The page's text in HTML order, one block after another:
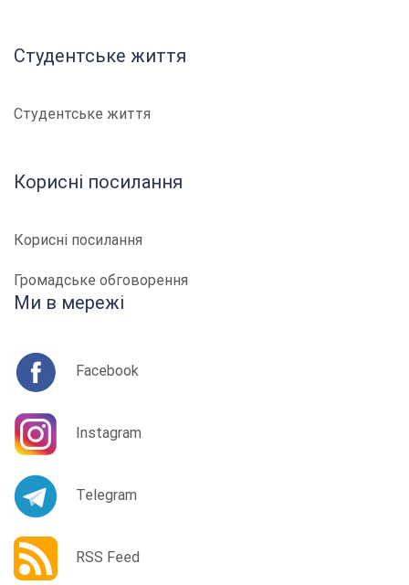
Студентське життя
Студентське життя
Корисні посилання
Корисні посилання
Громадське обговорення
Ми в мережі
Facebook
Instagram
Telegram
RSS Feed